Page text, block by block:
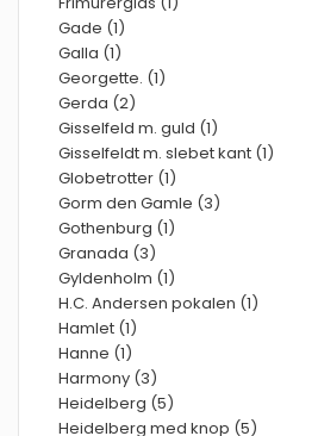
Gade (1)
Galla (1)
Georgette. (1)
Gerda (2)
Gisselfeld m. guld (1)
Gisselfeldt m. slebet kant (1)
Globetrotter (1)
Gorm den Gamle (3)
Gothenburg (1)
Granada (3)
Gyldenholm (1)
H.C. Andersen pokalen (1)
Hamlet (1)
Hanne (1)
Harmony (3)
Heidelberg (5)
Heidelberg med knop (5)